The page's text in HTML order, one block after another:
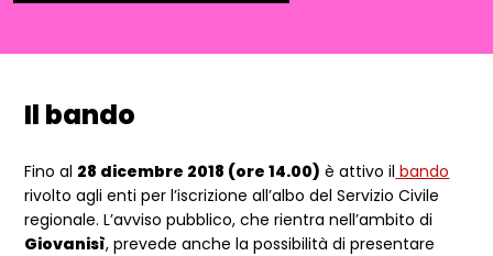
Il bando
Fino al 28 dicembre 2018 (ore 14.00) è attivo il bando
rivolto agli enti per l’iscrizione all’albo del Servizio Civile
regionale. L’avviso pubblico, che rientra nell’ambito di
Giovanisì, prevede anche la possibilità di presentare